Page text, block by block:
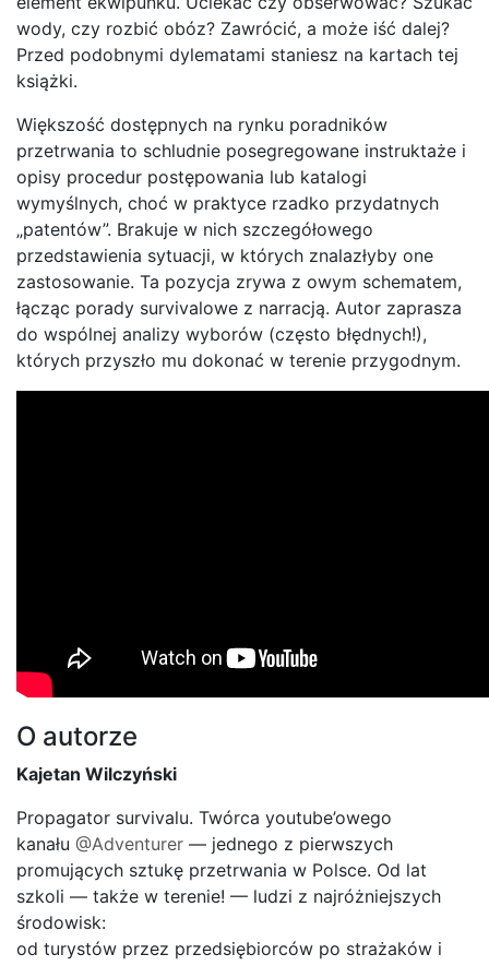
wody, czy rozbić obóz? Zawrócić, a może iść dalej?
Przed podobnymi dylematami staniesz na kartach tej
książki.
Większość dostępnych na rynku poradników
przetrwania to schludnie posegregowane instruktaże i
opisy procedur postępowania lub katalogi
wymyślnych, choć w praktyce rzadko przydatnych
„patentów”. Brakuje w nich szczegółowego
przedstawienia sytuacji, w których znalazłyby one
zastosowanie. Ta pozycja zrywa z owym schematem,
łącząc porady survivalowe z narracją. Autor zaprasza
do wspólnej analizy wyborów (często błędnych!),
których przyszło mu dokonać w terenie przygodnym.
O autorze
Kajetan Wilczyński
Propagator survivalu. Twórca youtube’owego
kanału @Adventurer — jednego z pierwszych
promujących sztukę przetrwania w Polsce. Od lat
szkoli — także w terenie! — ludzi z najróżniejszych
środowisk:
od turystów przez przedsiębiorców po strażaków i